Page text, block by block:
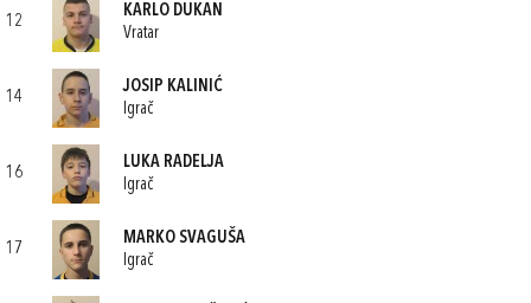
12
KARLO DUKAN
Vratar
14
JOSIP KALINIĆ
Igrač
16
LUKA RADELJA
Igrač
17
MARKO SVAGUŠA
Igrač